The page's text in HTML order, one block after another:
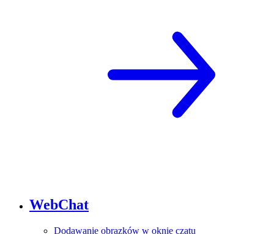
WebChat
Dodawanie obrazków w oknie czatu